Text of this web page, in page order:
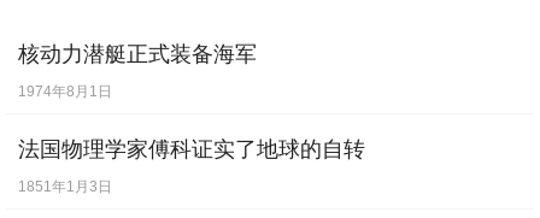
核动力潜艇正式装备海军
1974年8月1日
法国物理学家傅科证实了地球的自转
1851年1月3日